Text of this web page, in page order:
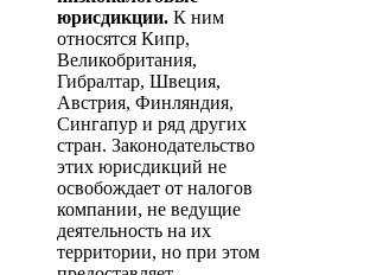
юрисдикции. К ним
относятся Кипр,
Великобритания,
Гибралтар, Швеция,
Австрия, Финляндия,
Сингапур и ряд других
стран. Законодательство
этих юрисдикций не
освобождает от налогов
компании, не ведущие
деятельность на их
территории, но при этом